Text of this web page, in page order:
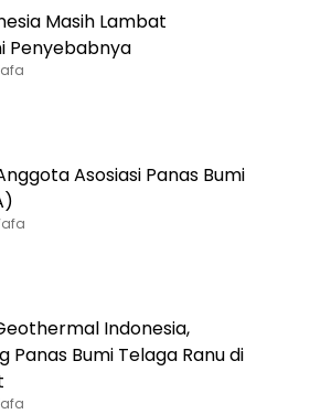
Masih Lambat
Penyebabnya
Asosiasi Panas Bumi
Indonesia,
Panas Bumi Telaga Ranu di